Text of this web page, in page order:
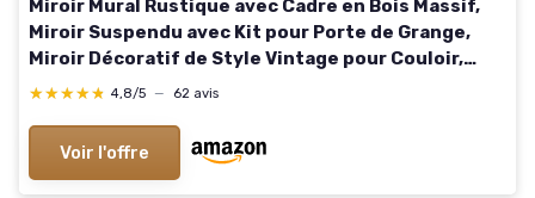
Miroir Mural Rustique avec Cadre en Bois Massif,
Miroir Suspendu avec Kit pour Porte de Grange,
Miroir Décoratif de Style Vintage pour Couloir,
Salon, Chambre à Coucher, 76 x 56 CM (Naturel) 76L
★★★★★
★★★★★ 4,8/5 — 62 avis
Voir l'offre